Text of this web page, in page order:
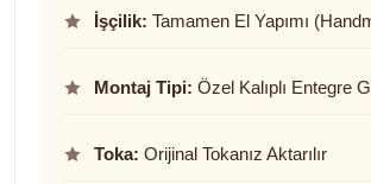
İşçilik: Tamamen El Yapımı
Montaj Tipi: Özel Kalıplı Entegre
Toka: Orijinal Tokanız Aktarılır